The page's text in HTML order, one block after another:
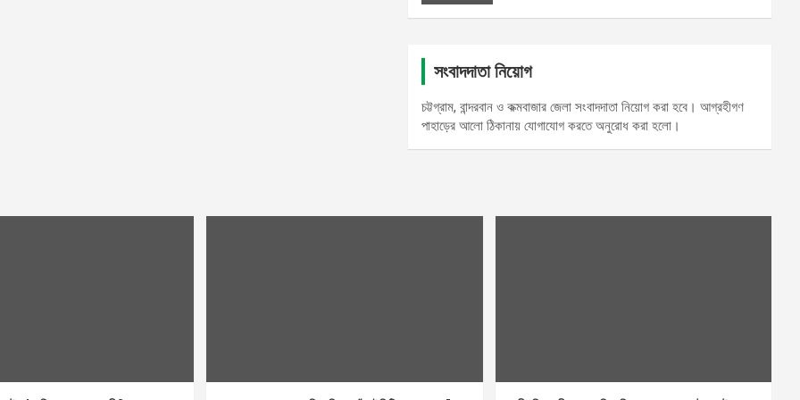
সংবাদদাতা নিয়োগ
চট্টগ্রাম, বান্দরবান ও কক্মবাজার জেলা সংবাদদাতা নিয়োগ করা হবে। আগ্রহীগণ
পাহাড়ের আলো ঠিকানায় যোগাযোগ করতে অনুরোধ করা হলো।